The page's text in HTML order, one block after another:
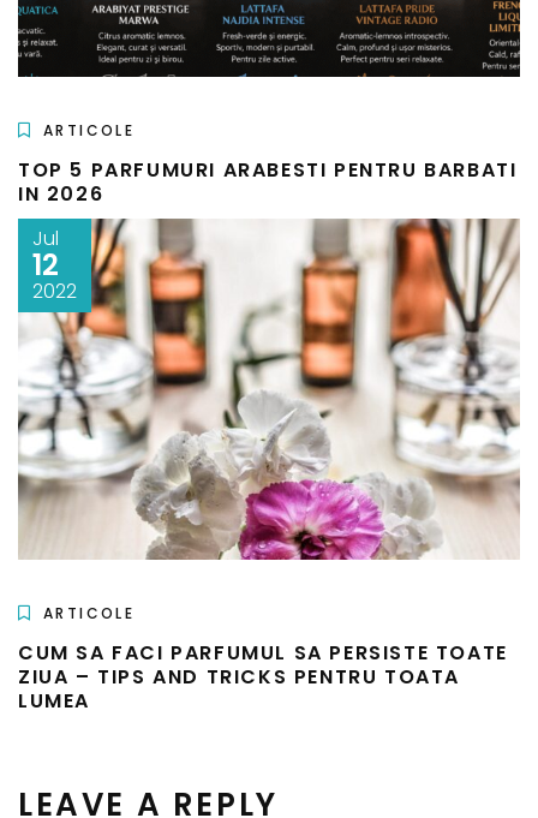
ARTICOLE
TOP 5 PARFUMURI ARABESTI PENTRU BARBATI
IN 2026
Jul
12
2022
ARTICOLE
CUM SA FACI PARFUMUL SA PERSISTE TOATE
ZIUA – TIPS AND TRICKS PENTRU TOATA
LUMEA
LEAVE A REPLY